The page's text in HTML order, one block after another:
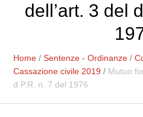
dell’art. 3 del
Home /Sentenze - Ordinanze /
Cassazione civile 2019 / Mutuo
d.P.R. n. 7 del 1976